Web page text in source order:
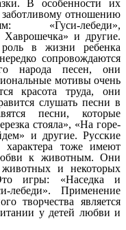
В особенности их
заботливому отношению
«Гуси-лебеди»,
и другие.
роль в жизни ребенка
сопровождаются
народа песен, они
мотивы очень
красота труда, они
слушать песни в
песни, которые
стояла», «На горе-
и другие. Русские
характера тоже имеют
к животным. Они
и некоторых
игры: «Наседка и
лебеди». Применение
творчества является
у детей любви и